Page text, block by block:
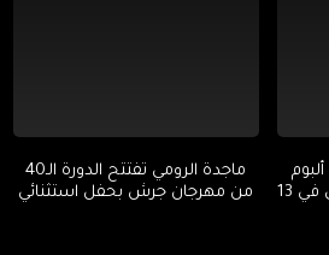
«مش هتكرر» يتصدر أنغامي في 13
ماجدة الرومي تفتتح الدورة الـ40
من مهرجان جرش بحفل استثنائي